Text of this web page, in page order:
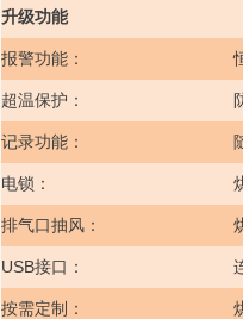
升级功能
报警功能：
超温保护：
记录功能：
电锁：
排气口抽风：
USB接口：
按需定制：